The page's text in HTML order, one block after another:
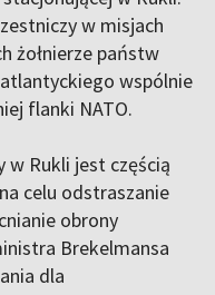
w misjach
żołnierze państw
wspólnie
flanki NATO.
w Rukli jest częścią
celu odstraszanie
obrony
Brekelmansa
dla